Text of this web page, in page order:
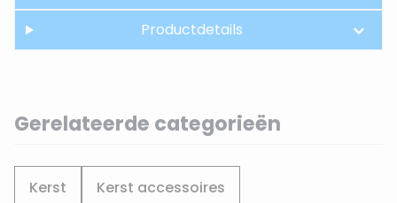
Productdetails
Gerelateerde categorieën
Kerst Kerst accessoires